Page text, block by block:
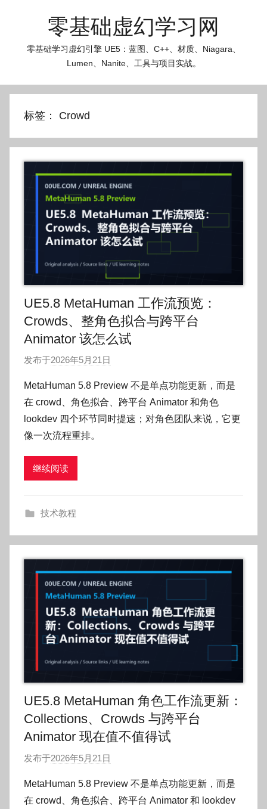
零基础虚幻学习网
零基础学习虚幻引擎 UE5：蓝图、C++、材质、Niagara、
Lumen、Nanite、工具与项目实战。
标签： Crowd
UE5.8 MetaHuman 工作流预览：
Crowds、整角色拟合与跨平台
Animator 该怎么试
发布于2026年5月21日
:
O
k
MetaHuman 5.8 Preview 不是单点功能更新，而是
在 crowd、角色拟合、跨平台 Animator 和角色
lookdev 四个环节同时提速；对角色团队来说，它更
像一次流程重排。
继续阅读
技术教程
UE5.8 MetaHuman 角色工作流更新：
Collections、Crowds 与跨平台
Animator 现在值不值得试
发布于2026年5月21日
:
O
MetaHuman 5.8 Preview 不是单点功能更新，而是
在 crowd、角色拟合、跨平台 Animator 和 lookdev